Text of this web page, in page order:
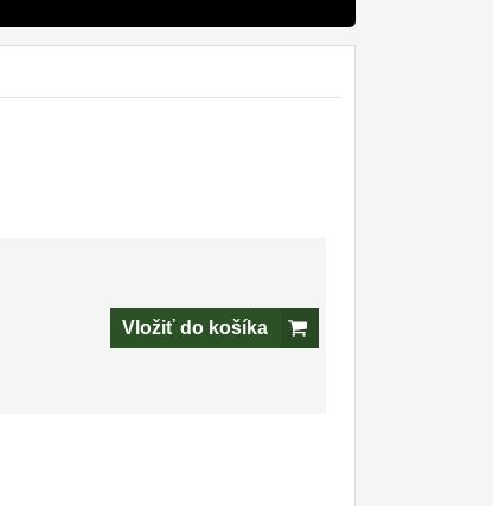
Vložiť do košíka